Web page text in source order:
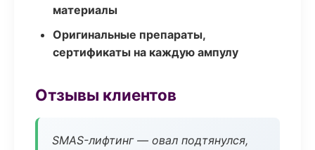
материалы
Оригинальные препараты,
сертификаты на каждую ампулу
Отзывы клиентов
SMAS-лифтинг — овал подтянулся,